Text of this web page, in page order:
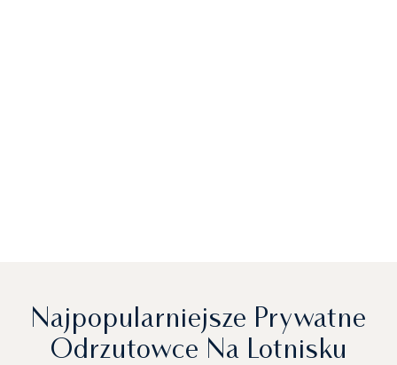
Najpopularniejsze Prywatne
Odrzutowce Na Lotnisku